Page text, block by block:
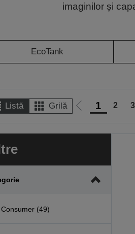
imaginilor și
EcoTank
Listă Grilă
Mergi
pagina
1 2 3
Consumer (49)